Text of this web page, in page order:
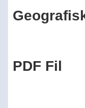
PDF Fil